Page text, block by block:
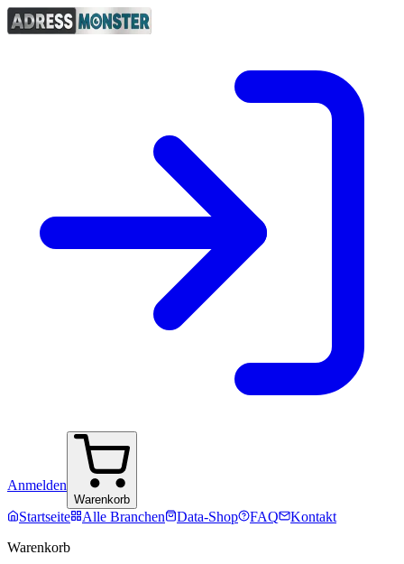
Anmelden
Warenkorb
Startseite Alle Branchen Data-Shop FAQ
Kontakt
Warenkorb